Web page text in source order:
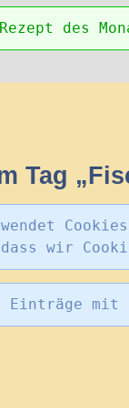
des
Tag
wir
Einträge mit